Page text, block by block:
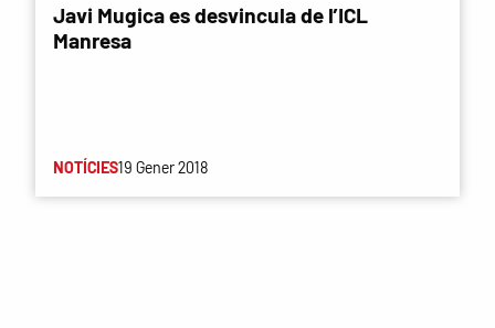
Javi Mugica es desvincula de l’ICL
Manresa
NOTÍCIES19 Gener 2018